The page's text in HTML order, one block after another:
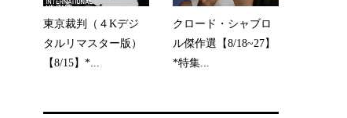
東京裁判（４Kデジ
タルリマスター版）
【8/15】*...
クロード・シャブロ
ル傑作選【8/18~27】
*特集...